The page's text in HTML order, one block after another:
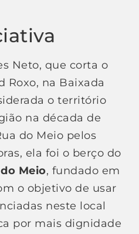
Neto, que corta o
Roxo, na Baixada
o território
na década de
do Meio pelos
ela foi o berço do
Meio, fundado em
o objetivo de usar
neste local
por mais dignidade